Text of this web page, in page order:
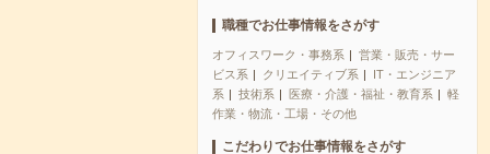
職種でお仕事情報をさがす
オフィスワーク・事務系
営業・販売・サー
ビス系
クリエイティブ系
IT・エンジニア
系
技術系 医療・介護・福祉・教育系
軽
作業・物流・工場・その他
こだわりでお仕事情報をさがす